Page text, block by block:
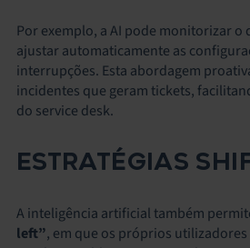
Por exemplo, a AI pode monitorizar o
ajustar automaticamente as
interrupções. Esta abordagem
incidentes que geram tickets,
do service desk.
ESTRATÉGIAS
A inteligência artificial também
left”, em que os próprios utilizadores